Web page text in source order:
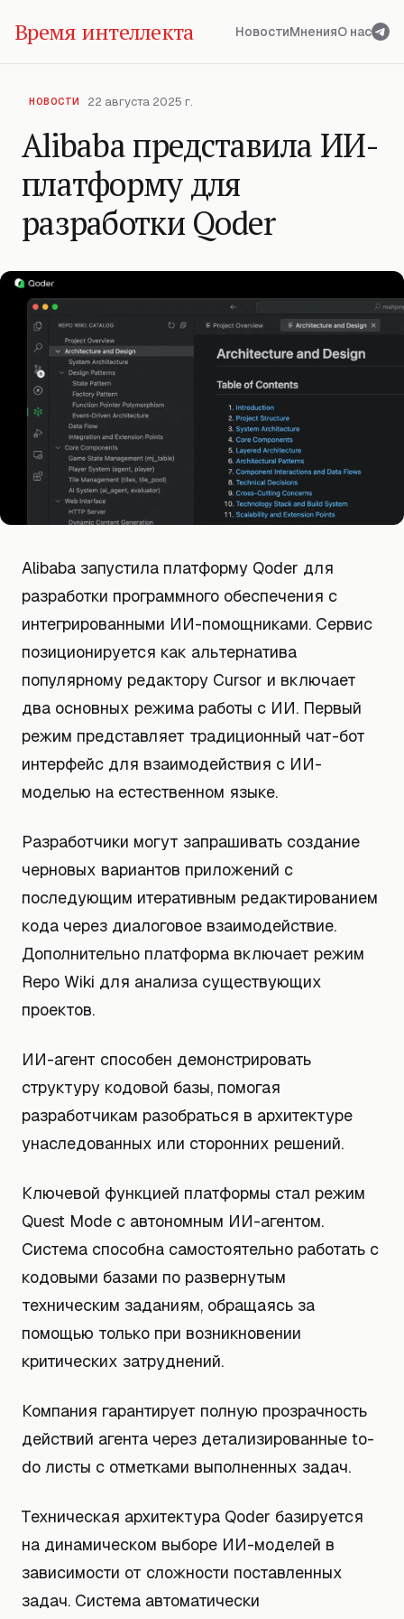
Время интеллекта НовостиМненияО нас
НОВОСТИ 22 августа 2025 г.
Alibaba представила ИИ-
платформу для
разработки Qoder
Alibaba запустила платформу Qoder для
разработки программного обеспечения с
интегрированными ИИ-помощниками. Сервис
позиционируется как альтернатива
популярному редактору Cursor и включает
два основных режима работы с ИИ. Первый
режим представляет традиционный чат-бот
интерфейс для взаимодействия с ИИ-
моделью на естественном языке.
Разработчики могут запрашивать создание
черновых вариантов приложений с
последующим итеративным редактированием
кода через диалоговое взаимодействие.
Дополнительно платформа включает режим
Repo Wiki для анализа существующих
проектов.
ИИ-агент способен демонстрировать
структуру кодовой базы, помогая
разработчикам разобраться в архитектуре
унаследованных или сторонних решений.
Ключевой функцией платформы стал режим
Quest Mode с автономным ИИ-агентом.
Система способна самостоятельно работать с
кодовыми базами по развернутым
техническим заданиям, обращаясь за
помощью только при возникновении
критических затруднений.
Компания гарантирует полную прозрачность
действий агента через детализированные to-
do листы с отметками выполненных задач.
Техническая архитектура Qoder базируется
на динамическом выборе ИИ-моделей в
зависимости от сложности поставленных
задач. Система автоматически